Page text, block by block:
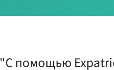
"С помощью